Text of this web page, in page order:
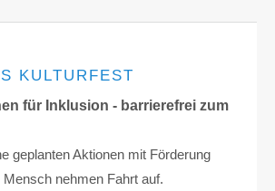
KULTURFEST
für Inklusion - barrierefrei zum
geplanten Aktionen mit Förderung
nehmen Fahrt auf.